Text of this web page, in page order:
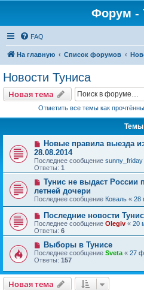
Форум -
FAQ
На главную Список форумов
Новости Туниса
Новая тема
Отметить все темы как
Темы
Новые правила выезда
28.08.2014
Последнее сообщение sunny_friday
Ответы: 1
Тунис не выдаст России
летней дочери
Последнее сообщение Коваль « 28
Последние новости
Последнее сообщение Olegiv « 20
Ответы: 6
Выборы в Тунисе
Последнее сообщение Sveta « 27
Ответы: 157
Новая тема